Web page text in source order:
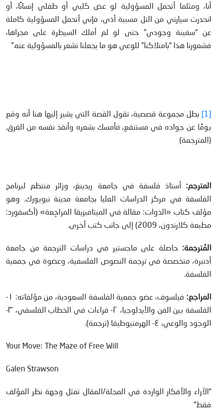
أنا، ومثلما أتحمل المسؤولية لو عض كلبي أو طفلي إنسانًا، أو
انحدرت سيارتي من التل مسببة أذى، فإني أتحمل المسؤولية كاملة
عن “سفينة وجودي” حتى لو لم أملك السيطرة على مجراها،
فشعورنا هذا “بامتلاكنا” للوعي هو ما يجعلنا نشعر بالمسؤولية عنه.”
[1]
بطل مجموعة قصصية، تقول القصة التي يشير إليها هنا أنه وقع
يومًا عن جواده في مستنقع، فأمسك بشعره وأنقذ نفسه من الغرق.
(المترجمة)
المترجم: أستاذ فلسفة في جامعة ريدينغ، وزائر منتظم لبرنامج
الفلسفة في مركز الدراسات العليا بجامعة مدينة نيويورك. وهو
مؤلف كتاب «الذوات: مقالة في الميتافيزيقا المراجِعة» (أكسفورد:
مطبعة كلارندون، 2009) إلى جانب كتب أخرى.
المُترجمة: حاصلة على ماجستير في دراسات الترجمة من جامعة
أدنبرة، متخصصة في ترجمة النصوص الفلسفية، وعضوة في جمعية
الفلسفة.
المراجع:
فيلسوف، عضو جمعية الفلسفة السعودية، من مؤلفاته: ١-
الفلسفة بين الفن والأيدلوجيا، ٢- قراءات في الخطاب الفلسفي، ٣-
الوجود والوعي، ٤- الهرمنيوطيقا (ترجمة).
Your Move: The Maze of Free Will
Galen Strawson
“الآراء والأفكار الواردة في المجلة/المقال تمثل وجهة نظر المؤلف
فقط”